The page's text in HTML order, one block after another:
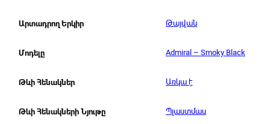
Արտադրող Երկիր Թայվան
Մոդելը Admiral – Smoky Black
Թևի Հենակներ Առկա է
Թևի Հենակների Նյութը Պլաստմաս